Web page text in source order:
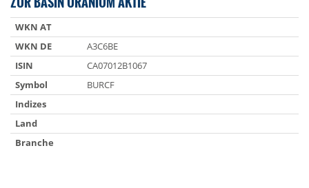
WKN AT
WKN DE
A3C6BE
ISIN
CA07012B1067
Symbol
BURCF
Indizes
Land
Branche